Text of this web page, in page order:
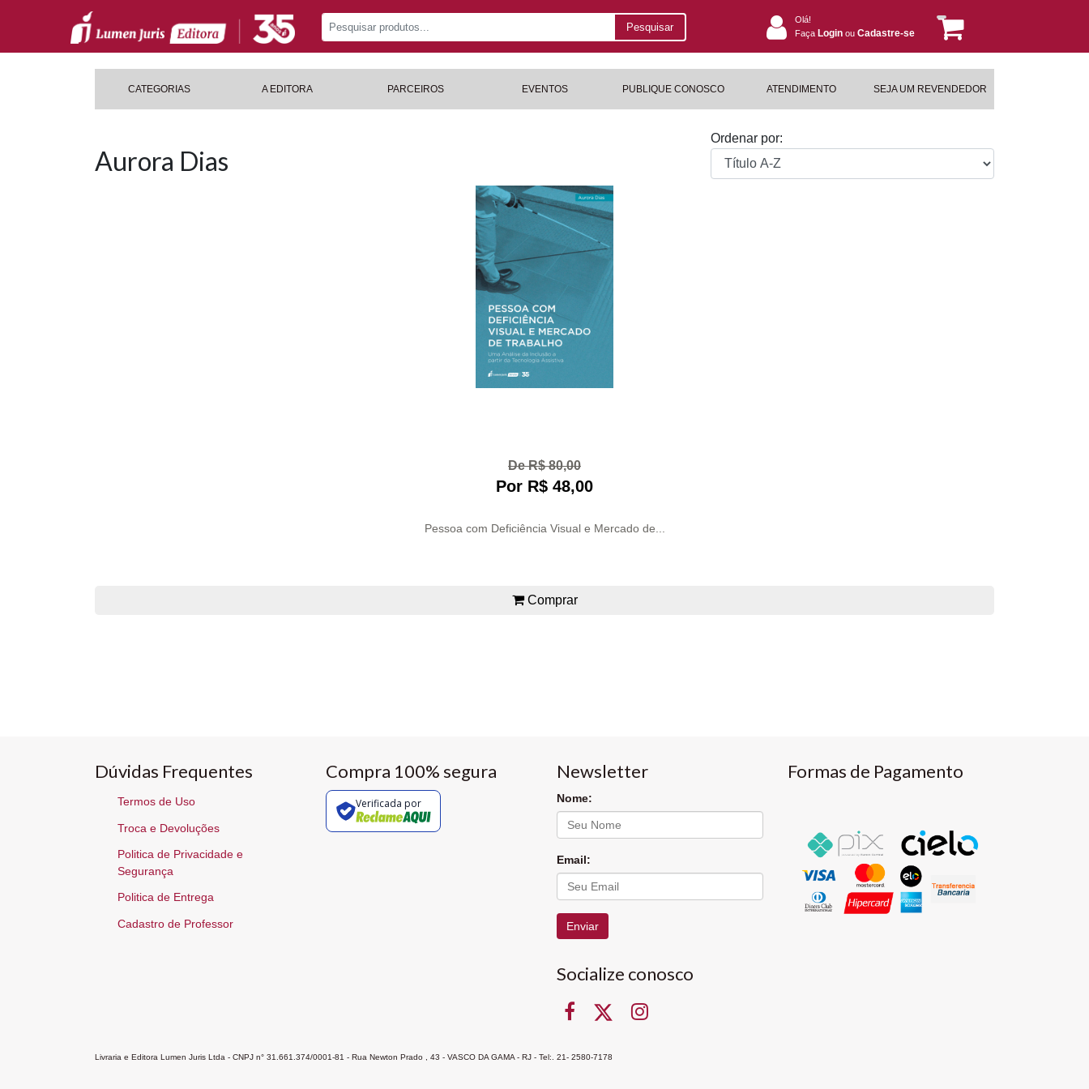
Pesquisar
Olá!
Faça Login ou Cadastre-se
CATEGORIAS A EDITORA PARCEIROS EVENTOS PUBLIQUE CONOSCO ATENDIMENTO SEJA UM REVENDEDOR
Aurora Dias
Ordenar por:
De R$ 80,00
Por R$ 48,00
Pessoa com Deficiência Visual e Mercado de...
Comprar
Dúvidas Frequentes
Termos de Uso
Troca e Devoluções
Politica de Privacidade e
Segurança
Politica de Entrega
Cadastro de Professor
Compra 100% segura
Verificada por
Newsletter
Nome:
Email:
Enviar
Socialize conosco
Formas de Pagamento
Livraria e Editora Lumen Juris Ltda - CNPJ n° 31.661.374/0001-81 - Rua Newton Prado , 43 - VASCO DA GAMA - RJ - Tel:. 21- 2580-7178